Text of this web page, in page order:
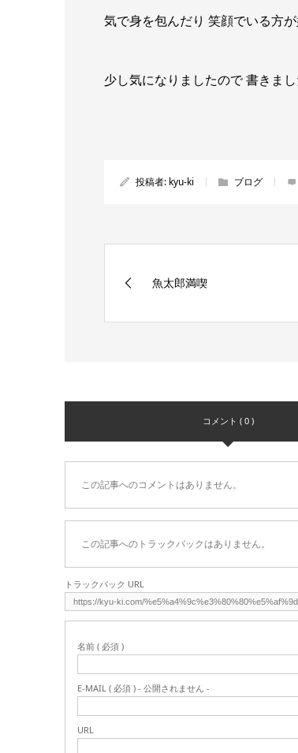
気で身を包んだり 笑顔でいる方
少し気になりましたので 書きま
投稿者: kyu-ki ブログ
魚太郎満喫
コメント ( 0 )
この記事へのコメントはありません。
この記事へのトラックバックはありません。
トラックバック URL
名前 ( 必須 )
E-MAIL ( 必須 ) - 公開されません -
URL